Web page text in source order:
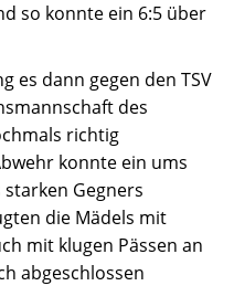
so konnte ein 6:5 über
es dann gegen den TSV
des
richtig
konnte ein ums
Gegners
die Mädels mit
mit klugen Pässen an
abgeschlossen